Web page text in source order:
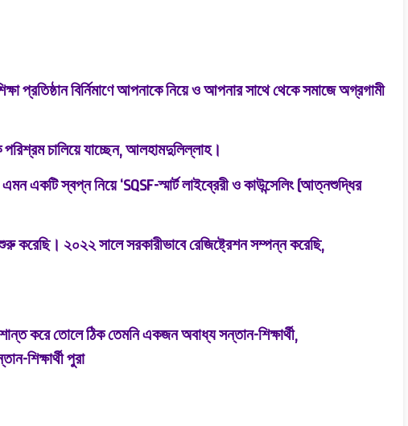
প্রতিষ্ঠান বির্নিমাণে আপনাকে নিয়ে ও আপনার সাথে থেকে সমাজে অগ্রগামী
চালিয়ে যাচ্ছেন, আলহামদুলিল্লাহ।
একটি স্বপ্ন নিয়ে‘SQSF-স্মার্ট লাইব্রেরী ও কাউন্সেলিং (আত্নশুদ্ধির
২০২২ সালে সরকারীভাবে রেজিষ্ট্রেশন সম্পন্ন করেছি,
করে তোলে ঠিক তেমনি একজন অবাধ্য সন্তান-শিক্ষার্থী,
শিক্ষার্থী পুরা